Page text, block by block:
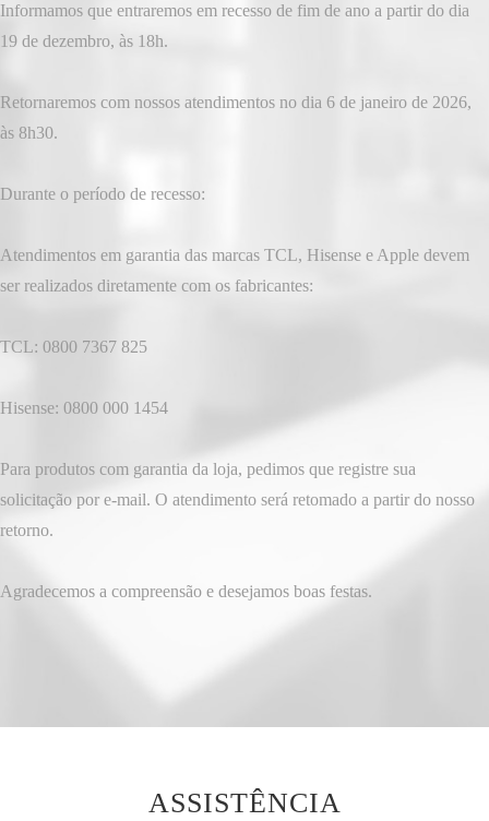
Informamos que entraremos em recesso de fim de ano a partir do dia
19 de dezembro, às 18h.
Retornaremos com nossos atendimentos no dia 6 de janeiro de 2026,
às 8h30.
Durante o período de recesso:
Atendimentos em garantia das marcas TCL, Hisense e Apple devem
ser realizados diretamente com os fabricantes:
TCL: 0800 7367 825
Hisense: 0800 000 1454
Para produtos com garantia da loja, pedimos que registre sua
solicitação por e-mail. O atendimento será retomado a partir do nosso
retorno.
Agradecemos a compreensão e desejamos boas festas.
ASSISTÊNCIA